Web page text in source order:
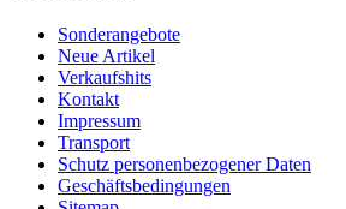
Sonderangebote
Neue Artikel
Verkaufshits
Kontakt
Impressum
Transport
Schutz personenbezogener Daten
Geschäftsbedingungen